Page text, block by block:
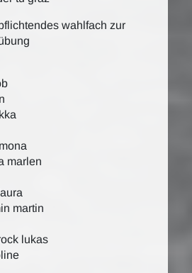
wahlfach zur
marlen
martin
lukas